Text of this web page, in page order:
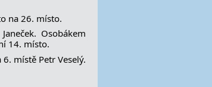
na 26. místo.
Osobákem
14. místo.
místě Petr Veselý.